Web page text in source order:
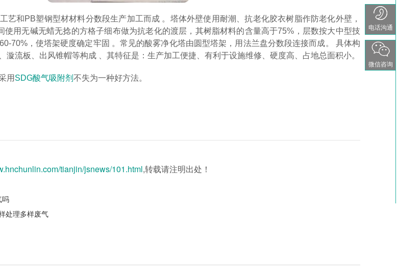
艺和PB塑钢型材材料分数段生产加工而成 。塔体外壁使用耐潮、抗老化胶衣树脂作防老化外壁，
使用无碱无蜡无捻的方格子细布做为抗老化的渡层，其树脂材料的含量高于75%，层数按大中型技
70%，使塔架硬度确定牢固 。常见的酸雾净化塔由圆型塔架，用法兰盘分数段连接而成。 具体构
漩流板、出风锥帽等构成 、其特征是：生产加工便捷、有利于设施维修、硬度高、占地总面积小。
用 SDG酸气吸附剂 不失为一种好方法。
tianjin/jsnews/101.html,转载请注明出处！
吗
处理多样废气
电话沟通
微信咨询